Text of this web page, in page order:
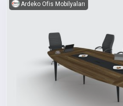
Ardeko Ofis Mobilyaları